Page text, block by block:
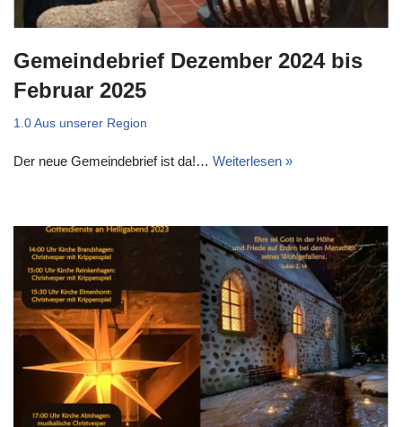
Gemeindebrief Dezember 2024 bis
Februar 2025
1.0 Aus unserer Region
Der neue Gemeindebrief ist da!… Weiterlesen »